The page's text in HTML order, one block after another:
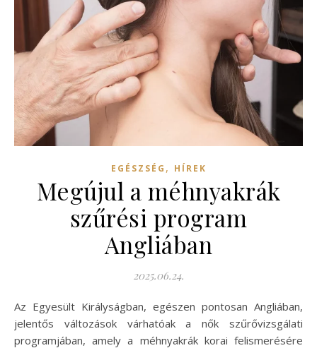
EGÉSZSÉG , HÍREK
Megújul a méhnyakrák
szűrési program
Angliában
2025.06.24.
Az Egyesült Királyságban, egészen pontosan Angliában,
jelentős változások várhatóak a nők szűrővizsgálati
programjában, amely a méhnyakrák korai felismerésére